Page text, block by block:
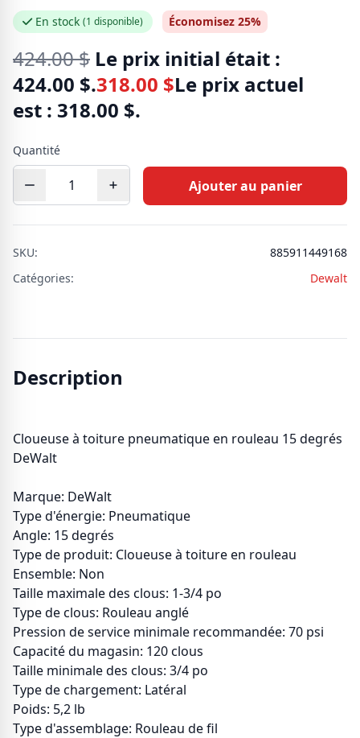
En stock (1 disponible) Économisez 25%
424.00$ Le prix initial était :
424.00 $.318.00 $Le prix actuel
est : 318.00 $.
Quantité
Ajouter au panier
SKU:
885911449168
Catégories:
Dewalt
Description
Cloueuse à toiture pneumatique en rouleau 15 degrés
DeWalt
Marque: DeWalt
Type d'énergie: Pneumatique
Angle: 15 degrés
Type de produit: Cloueuse à toiture en rouleau
Ensemble: Non
Taille maximale des clous: 1-3/4 po
Type de clous: Rouleau anglé
Pression de service minimale recommandée: 70 psi
Capacité du magasin: 120 clous
Taille minimale des clous: 3/4 po
Type de chargement: Latéral
Poids: 5,2 lb
Type d'assemblage: Rouleau de fil